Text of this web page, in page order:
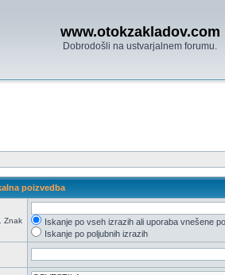
www.otokzakladov.com
Dobrodošli na ustvarjalnem forumu.
poizvedba
. Znak
Iskanje po vseh izrazih ali uporaba vnešene
Iskanje po poljubnih izrazih